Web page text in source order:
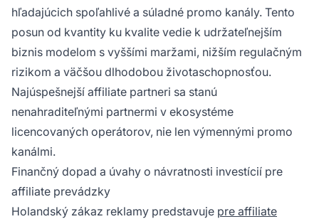
hľadajúcich spoľahlivé a súladné promo kanály. Tento
posun od kvantity ku kvalite vedie k udržateľnejším
biznis modelom s vyššími maržami, nižším regulačným
rizikom a väčšou dlhodobou životaschopnosťou.
Najúspešnejší affiliate partneri sa stanú
nenahraditeľnými partnermi v ekosystéme
licencovaných operátorov, nie len výmennými promo
kanálmi.
Finančný dopad a úvahy o návratnosti investícií pre
affiliate prevádzky
Holandský zákaz reklamy predstavuje pre affiliate